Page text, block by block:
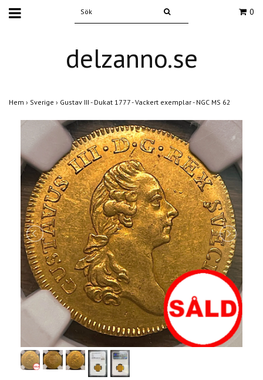
0
delzanno.se
Hem › Sverige › Gustav III - Dukat 1777 - Vackert exemplar - NGC MS 62